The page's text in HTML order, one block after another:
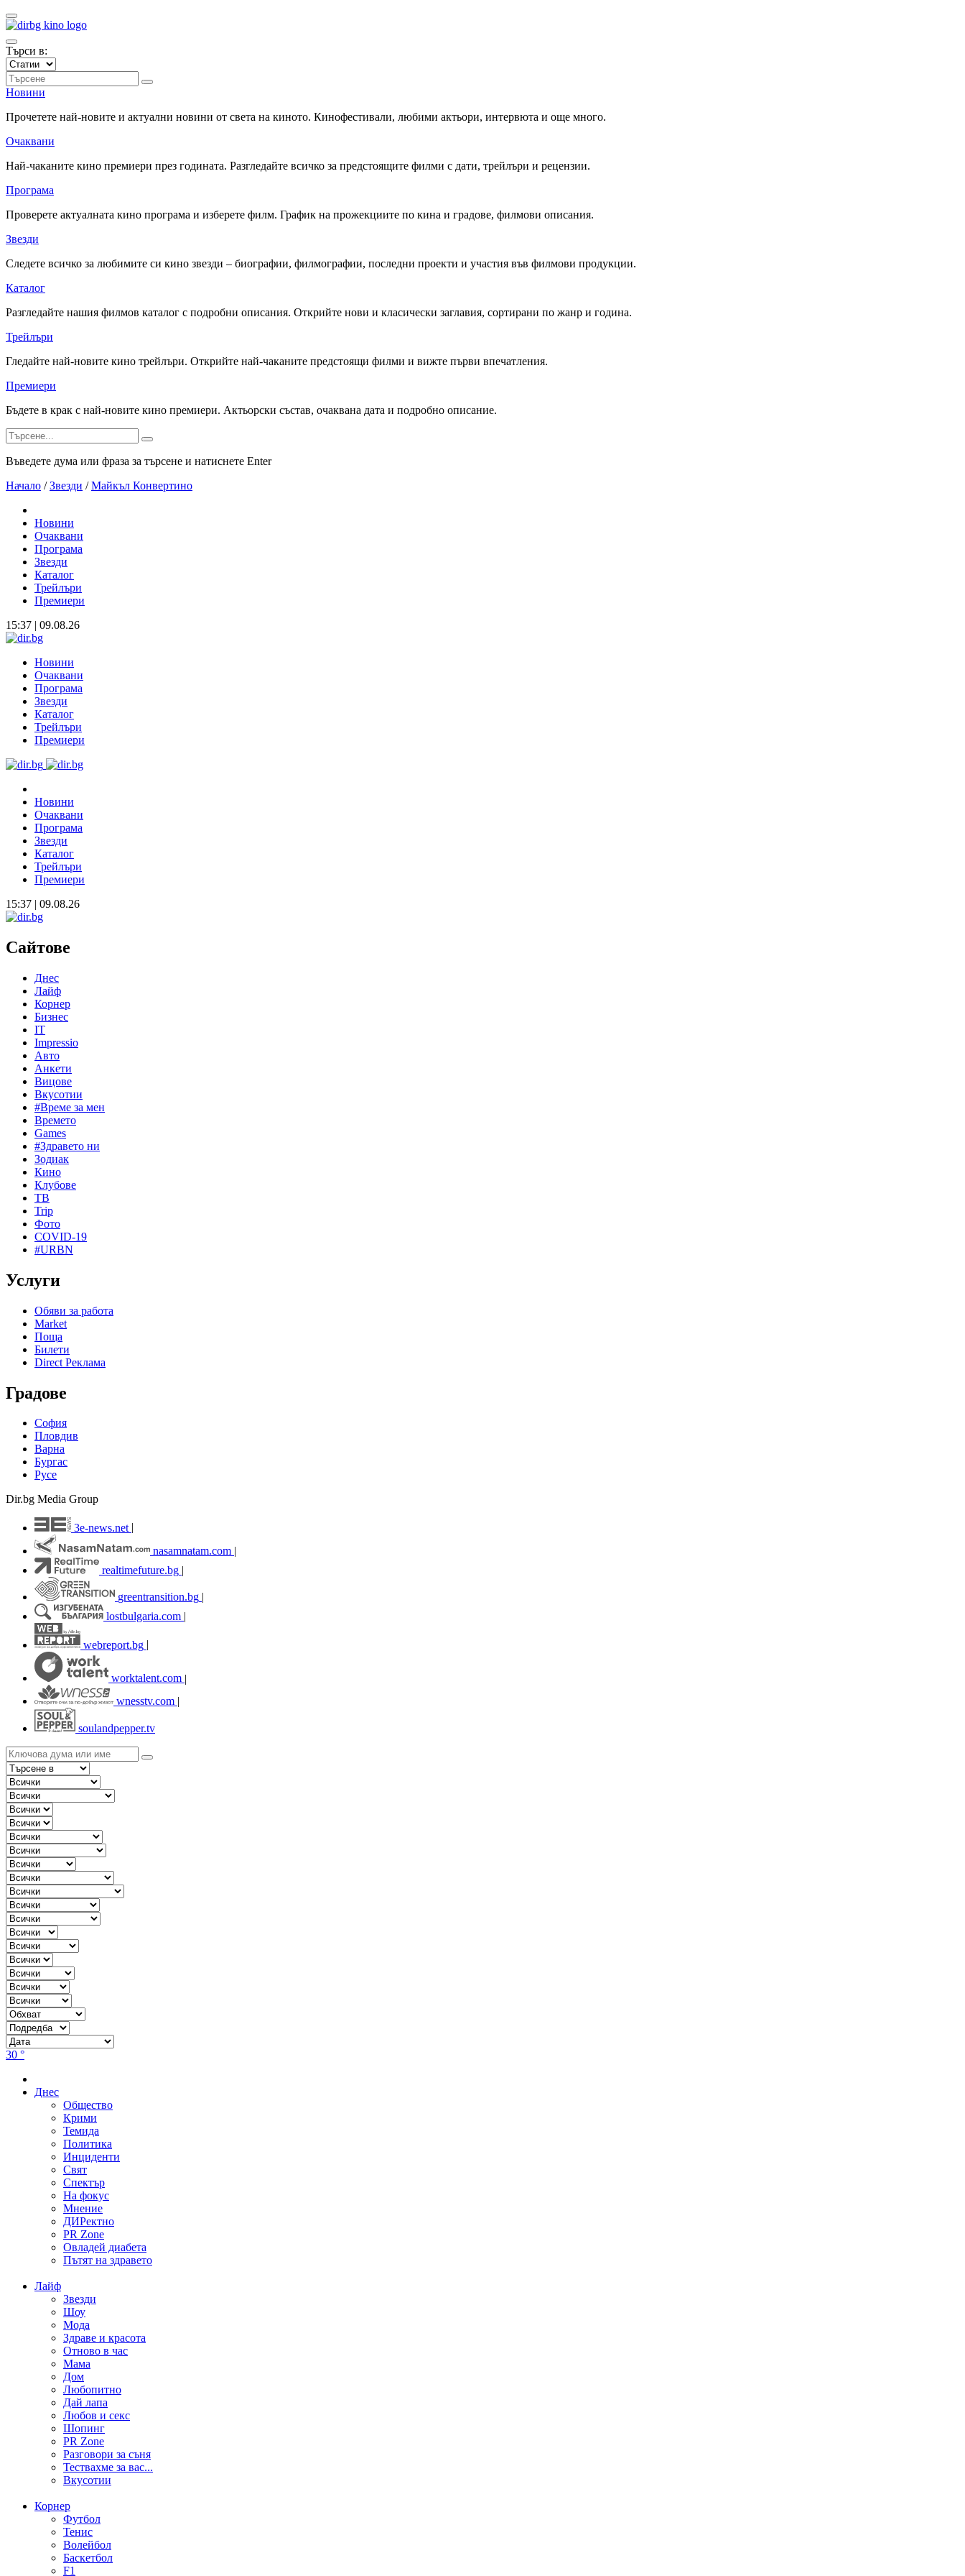
Търси в:
Новини
Прочетете най-новите и актуални новини от света на киното. Кинофестивали, любими актьори, интервюта и още много.
Очаквани
Най-чаканите кино премиери през годината. Разгледайте всичко за предстоящите филми с дати, трейлъри и рецензии.
Програма
Проверете актуалната кино програма и изберете филм. График на прожекциите по кина и градове, филмови описания.
Звезди
Следете всичко за любимите си кино звезди – биографии, филмографии, последни проекти и участия във филмови продукции.
Каталог
Разгледайте нашия филмов каталог с подробни описания. Открийте нови и класически заглавия, сортирани по жанр и година.
Трейлъри
Гледайте най-новите кино трейлъри. Открийте най-чаканите предстоящи филми и вижте първи впечатления.
Премиери
Бъдете в крак с най-новите кино премиери. Актьорски състав, очаквана дата и подробно описание.
Въведете дума или фраза за търсене и натиснете Enter
Начало / Звезди / Майкъл Конвертино
Новини
Очаквани
Програма
Звезди
Каталог
Трейлъри
Премиери
15:37 | 09.08.26
Новини
Очаквани
Програма
Звезди
Каталог
Трейлъри
Премиери
Новини
Очаквани
Програма
Звезди
Каталог
Трейлъри
Премиери
15:37 | 09.08.26
Сайтове
Днес
Лайф
Корнер
Бизнес
IT
Impressio
Авто
Анкети
Вицове
Вкусотии
#Време за мен
Времето
Games
#Здравето ни
Зодиак
Кино
Клубове
ТВ
Trip
Фото
COVID-19
#URBN
Услуги
Обяви за работа
Market
Поща
Билети
Direct Реклама
Градове
София
Пловдив
Варна
Бургас
Русе
Dir.bg Media Group
3e-news.net
nasamnatam.com |
realtimefuture.bg |
greentransition.bg |
lostbulgaria.com |
webreport.bg
worktalent.com |
wnesstv.com |
soulandpepper.tv
30 °
Днес
Общество
Крими
Темида
Политика
Инциденти
Свят
Спектър
На фокус
Мнение
ДИРектно
PR Zone
Овладей диабета
Пътят на здравето
Лайф
Звезди
Шоу
Мода
Здраве и красота
Отново в час
Мама
Дом
Любопитно
Дай лапа
Любов и секс
Шопинг
PR Zone
Разговори за съня
Тествахме за вас...
Вкусотии
Корнер
Футбол
Тенис
Волейбол
Баскетбол
F1